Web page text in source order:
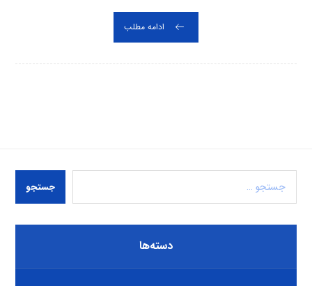
ادامه مطلب
جستجو
دسته‌ها